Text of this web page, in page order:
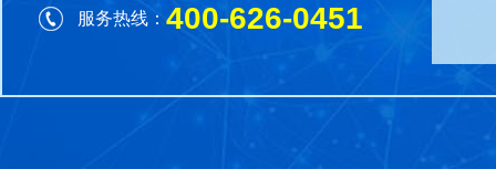
服务热线： 400-626-0451